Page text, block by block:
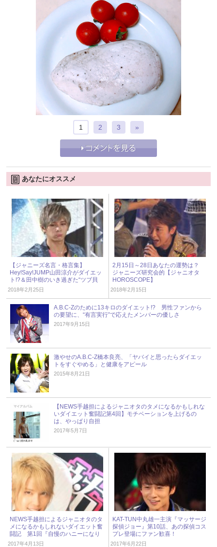
1 2 3 »
あなたにオススメ
【ジャニーズ名言・格言集】
Hey!Say!JUMP山田涼介がダイエッ
ト!?＆田中樹のいき過ぎた“ツブ貝
愛”
2018年2月25日
2月15日～28日あなたの運勢は？
ジャニーズ研究会的【ジャニオタ
HOROSCOPE】
2018年2月15日
A.B.C-Zのために13キロのダイエット!? 男性ファンから
の要望に、“有言実行”で応えたメンバーの優しさ
2017年9月15日
激やせのA.B.C-Z橋本良亮、「ヤバイと思ったらダイエッ
トをすぐやめる」と健康をアピール
2015年8月21日
【NEWS手越担によるジャニオタのタメになるかもしれな
いダイエット奮闘記第4回】モチベーションを上げるの
は、やっぱり自担
2017年5月7日
NEWS手越担によるジャニオタのタ
メになるかもしれないダイエット奮
闘記 第1回『自慢のハニーになり
たい』から、私ダイエット始めま
2017年4月13日
KAT-TUN中丸雄一主演『マッサージ
探偵ジョー』第10話、あの探偵コス
プレ登場にファン歓喜！
2017年6月22日